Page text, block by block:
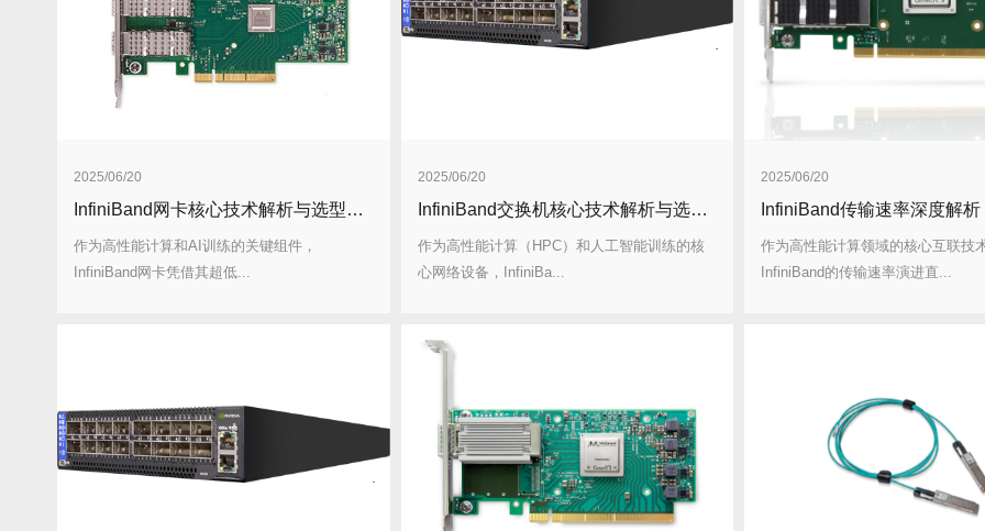
2025/06/20
InfiniBand网卡核心技术解析与选型指南
作为高性能计算和AI训练的关键组件，
InfiniBand网卡凭借其超低...
2025/06/20
InfiniBand交换机核心技术解析与选型指南
作为高性能计算（HPC）和人工智能训练的核
心网络设备，InfiniBa...
2025/06/20
InfiniBand传输速率深度解析
作为高性能计算领域的核心互联技
InfiniBand的传输速率演进直...